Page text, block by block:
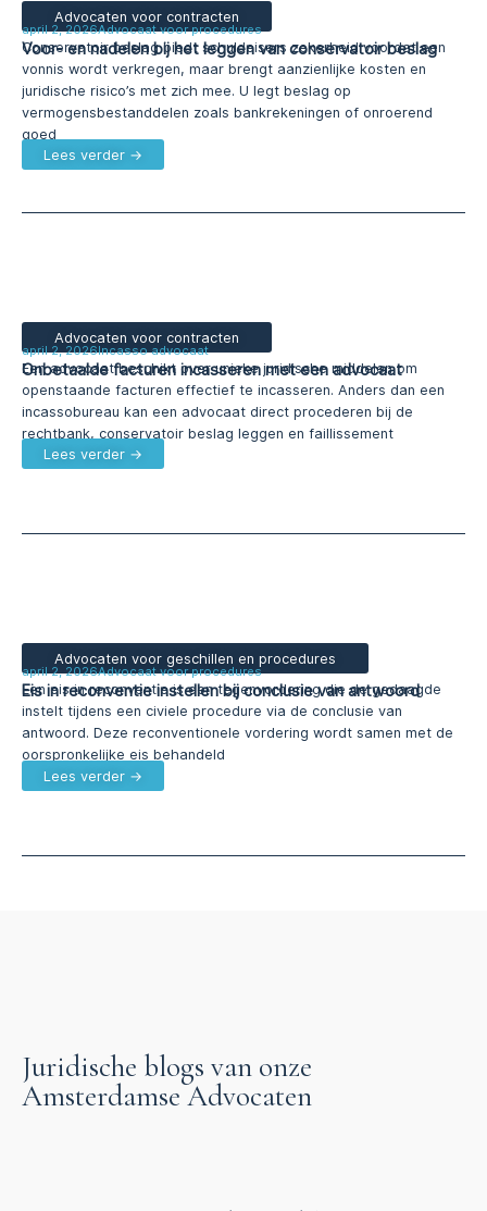
Advocaten voor contracten
april 2, 2026Advocaat voor procedures
Voor- en nadelen bij het leggen van conservatoir beslag
Conservatoir beslag biedt schuldeisers zekerheid voordat een
vonnis wordt verkregen, maar brengt aanzienlijke kosten en
juridische risico’s met zich mee. U legt beslag op
vermogensbestanddelen zoals bankrekeningen of onroerend
goed
Lees verder →
Advocaten voor contracten
april 2, 2026Incasso advocaat
Onbetaalde facturen incasseren met een advocaat
Een advocaat beschikt over unieke juridische middelen om
openstaande facturen effectief te incasseren. Anders dan een
incassobureau kan een advocaat direct procederen bij de
rechtbank, conservatoir beslag leggen en faillissement
Lees verder →
Advocaten voor geschillen en procedures
april 2, 2026Advocaat voor procedures
Eis in reconventie instellen bij conclusie van antwoord
Een eis in reconventie is een tegenvordering die de gedaagde
instelt tijdens een civiele procedure via de conclusie van
antwoord. Deze reconventionele vordering wordt samen met de
oorspronkelijke eis behandeld
Lees verder →
Juridische blogs van onze
Amsterdamse Advocaten